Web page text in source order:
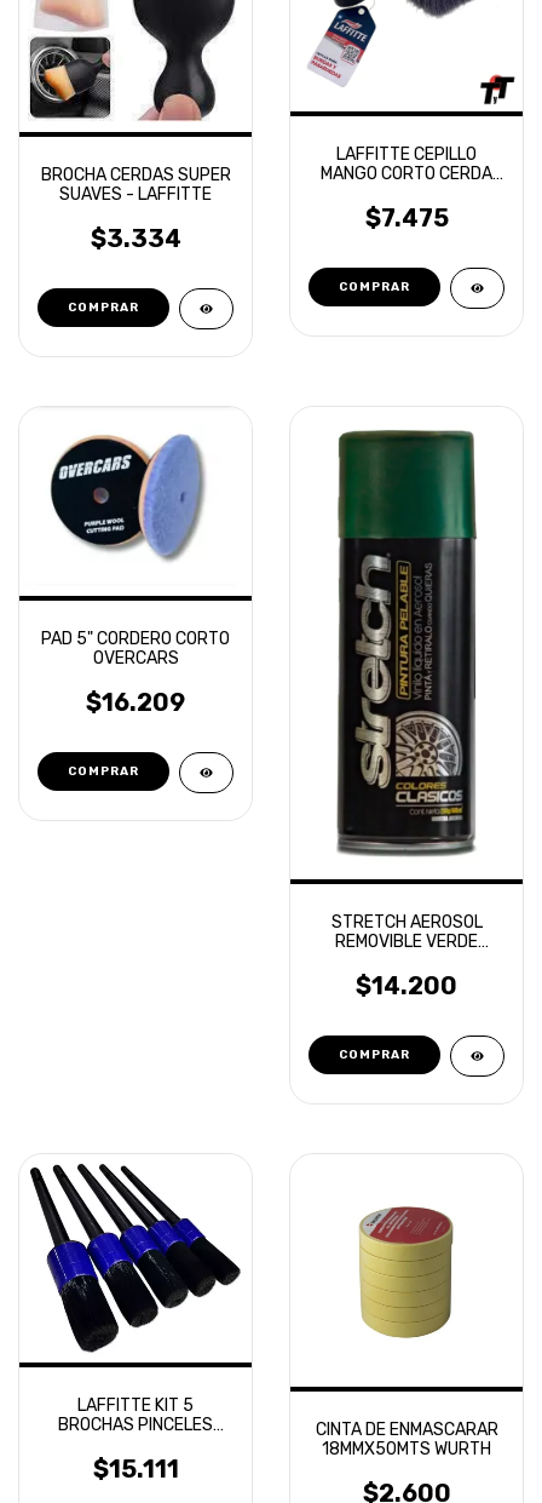
BROCHA CERDAS SUPER
SUAVES - LAFFITTE
$3.334
LAFFITTE CEPILLO
MANGO CORTO CERDA
PASARUEDAS
$7.475
PAD 5" CORDERO CORTO
OVERCARS
$16.209
STRETCH AEROSOL
REMOVIBLE VERDE
$14.200
LAFFITTE KIT 5
BROCHAS PINCELES
DETAILING
$15.111
CINTA DE ENMASCARAR
18MMX50MTS WURTH
$2.600